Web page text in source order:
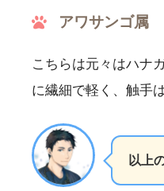
アワサンゴ属
こちらは元々はハナ
に繊細で軽く、触手
以上